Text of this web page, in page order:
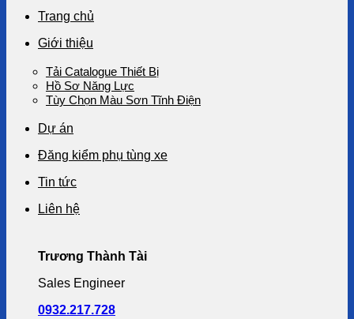
Trang chủ
Giới thiệu
Tải Catalogue Thiết Bị
Hồ Sơ Năng Lực
Tùy Chọn Màu Sơn Tĩnh Điện
Dự án
Đăng kiểm phụ tùng xe
Tin tức
Liên hệ
Trương Thành Tài
Sales Engineer
0932.217.728